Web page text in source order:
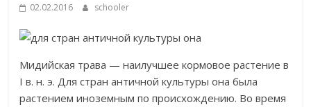
02.02.2016 schooler
Мидийская трава — наилучшее кормовое растение в
I в. н. э. Для стран античной культуры она была
растением иноземным по происхождению. Во время